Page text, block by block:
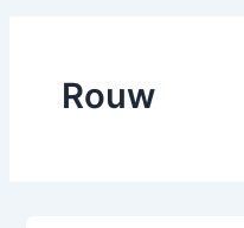
Rouw